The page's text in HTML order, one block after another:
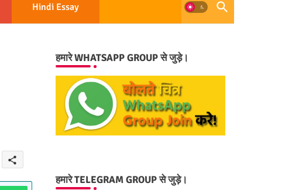
Hindi Essay
share
हमारे WHATSAPP GROUP से जुड़े।
हमारे TELEGRAM GROUP से जुड़े।